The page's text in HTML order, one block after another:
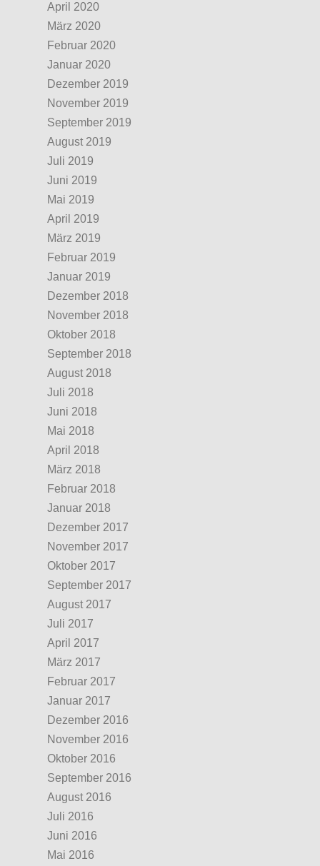
April 2020
März 2020
Februar 2020
Januar 2020
Dezember 2019
November 2019
September 2019
August 2019
Juli 2019
Juni 2019
Mai 2019
April 2019
März 2019
Februar 2019
Januar 2019
Dezember 2018
November 2018
Oktober 2018
September 2018
August 2018
Juli 2018
Juni 2018
Mai 2018
April 2018
März 2018
Februar 2018
Januar 2018
Dezember 2017
November 2017
Oktober 2017
September 2017
August 2017
Juli 2017
April 2017
März 2017
Februar 2017
Januar 2017
Dezember 2016
November 2016
Oktober 2016
September 2016
August 2016
Juli 2016
Juni 2016
Mai 2016